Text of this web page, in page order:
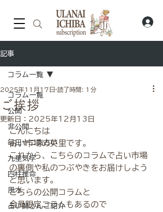
記事
コラム一覧
公開
非公開
毎日十二支占い
九星気学
四柱推命
風水
占い師さんご紹介
コラム一覧
ご挨拶
2025年11月17日 読了時間: 1分
更新日： 2025年12月13日
こんにちは
占い市場の英里です。
これから、こちらのコラムで占い市場
の裏側や私のつぶやきをお届けしよう
と思います。
こちらの公開コラムと
会員限定コラムもあるので